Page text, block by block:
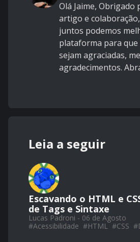
Olá Jaime, Obrigado
artigo e
juntos podemos
plataforma para que
sejam agraciadas,
agradecimentos.
Leia a seguir
Escavando o HTML e
de Tags e Sintaxe
Lucas Padroni - 06 de Agosto
#Acessibilidade #HTML #CSS #